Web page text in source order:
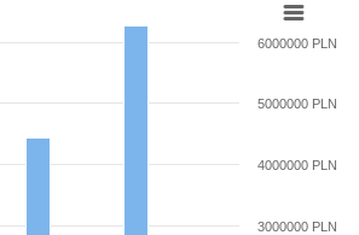
3000000 PLN
4000000 PLN
5000000 PLN
6000000 PLN